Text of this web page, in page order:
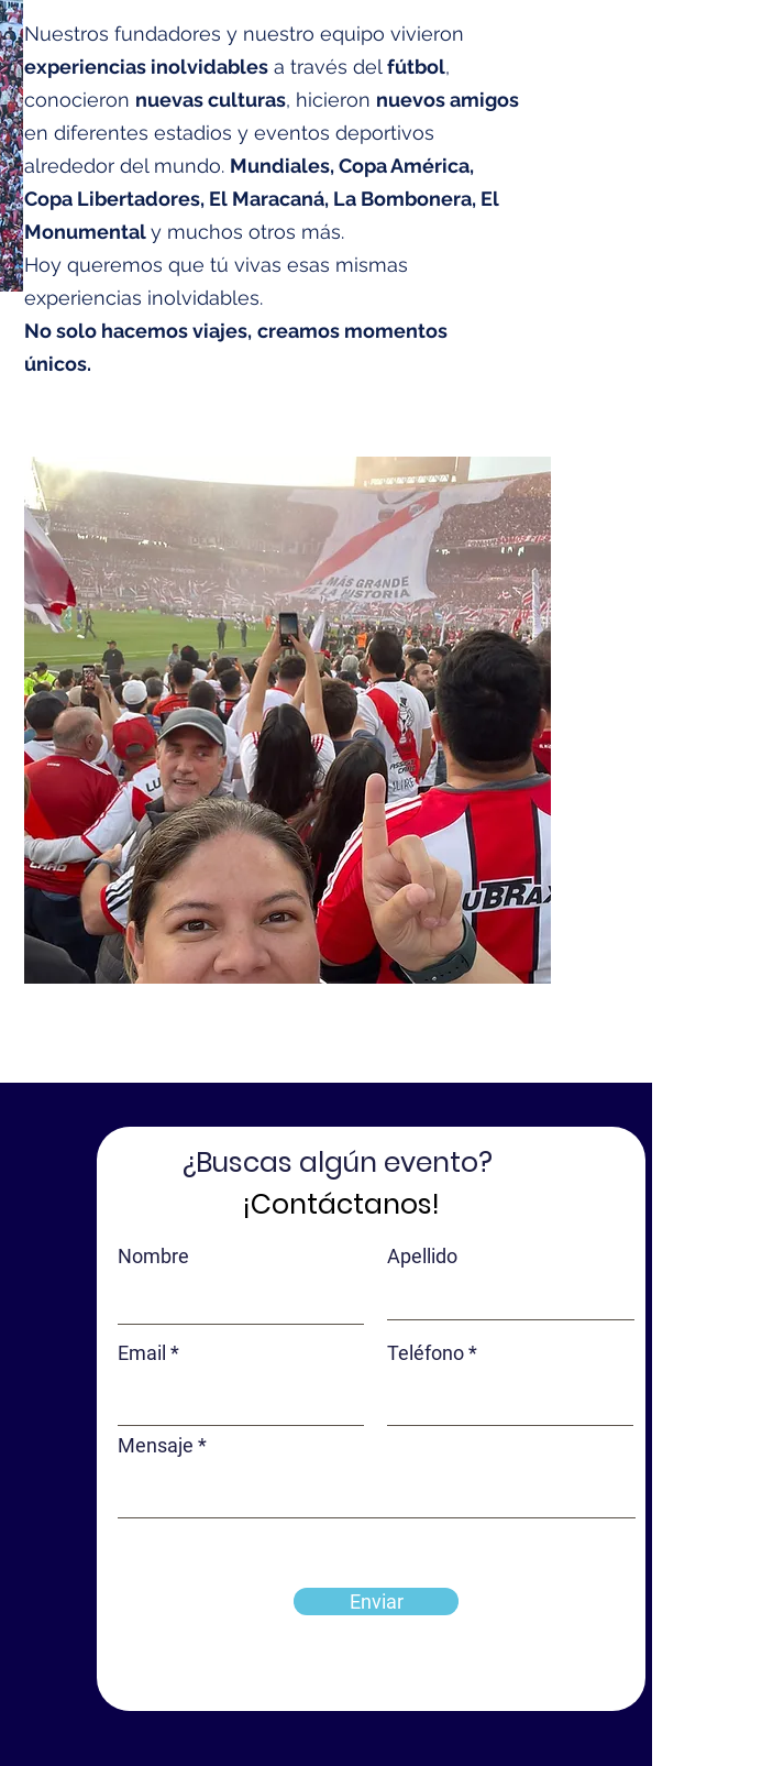
Nuestros fundadores y nuestro equipo vivieron
experiencias inolvidables a través del fútbol,
conocieron nuevas culturas, hicieron nuevos amigos
en diferentes estadios y eventos deportivos
alrededor del mundo. Mundiales, Copa América,
Copa Libertadores, El Maracaná, La Bombonera, El
Monumentaly muchos otros más.
Hoy queremos que tú vivas esas mismas
experiencias inolvidables.
No solo hacemos viajes, creamos momentos
únicos.
¿Buscas algún evento?
¡Contáctanos!
Nombre Apellido
Email Teléfono
Mensaje
Enviar